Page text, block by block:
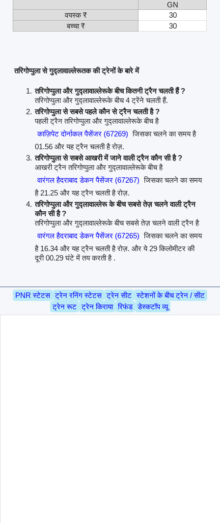
GN
वयस्क ₹
30
बच्चा ₹
30
तरिगोप्पुला से गुद्लावाल्लेरूतक की ट्रेनों के बारे में
तरिगोप्पुला और गुद्लावाल्लेरूके बीच कितनी ट्रैन चलती हैं ?
तरिगोप्पुला और गुद्लावाल्लेरूके बीच 4 ट्रेंने चलती हैं.
तरिगोप्पुला से सबसे पहले कौन से ट्रैन चलती है ?
पहली ट्रैन तरिगोप्पुला और गुद्लावाल्लेरूके बीच है
काज़िपेट दोर्नाकल पैसेंजर (67269) जिसका चलने का समय है
01.56 और यह ट्रैन चलती है रोज़.
तरिगोप्पुला से सबसे आखरी में जाने वाली ट्रैन कौन सी है ?
आखरी ट्रैन तरिगोप्पुला और गुद्लावाल्लेरूके बीच है
वारंगल हैदराबाद डेकन पैसेंजर (67267) जिसका चलने का समय
है 21.25 और यह ट्रैन चलती है रोज़.
तरिगोप्पुला और गुद्लावाल्लेरू के बीच सबसे तेज़ चलने वाली ट्रैन
कौन सी है ?
तरिगोप्पुला और गुद्लावाल्लेरूके बीच सबसे तेज़ चलने वाली ट्रैन है
वारंगल हैदराबाद डेकन पैसेंजर (67265) जिसका चलने का समय
है 16.34 और यह ट्रैन चलती है रोज़. और ये 29 किलोमीटर की
दूरी 00.29 घंटे में तय करती है .
PNR स्टेटस ट्रेन रनिंग स्टेटस ट्रेन सीट स्टेशनों के बीच ट्रेन / सीट
ट्रेन रूट ट्रेन किराया रिफंड डेस्कटॉप व्यू